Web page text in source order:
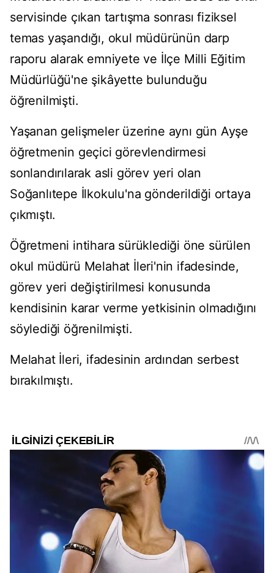
servisinde çıkan tartışma sonrası fiziksel
temas yaşandığı, okul müdürünün darp
raporu alarak emniyete ve İlçe Milli Eğitim
Müdürlüğü'ne şikâyette bulunduğu
öğrenilmişti.
Yaşanan gelişmeler üzerine aynı gün Ayşe
öğretmenin geçici görevlendirmesi
sonlandırılarak asli görev yeri olan
Soğanlıtepe İlkokulu'na gönderildiği ortaya
çıkmıştı.
Öğretmeni intihara sürüklediği öne sürülen
okul müdürü Melahat İleri'nin ifadesinde,
görev yeri değiştirilmesi konusunda
kendisinin karar verme yetkisinin olmadığını
söylediği öğrenilmişti.
Melahat İleri, ifadesinin ardından serbest
bırakılmıştı.